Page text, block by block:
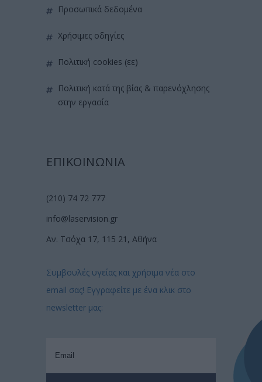
προσωπικά δεδομένα
χρήσιμες οδηγίες
πολιτική cookies (εε)
πολιτική κατά της βίας & παρενόχλησης
στην εργασία
ΕΠΙΚΟΙΝΩΝΙΑ
(210) 74 72 777
info@laservision.gr
Αν. Τσόχα 17, 115 21, Αθήνα
Συμβουλές υγείας και χρήσιμα νέα στο
email σας! Εγγραφείτε με ένα κλικ στο
newsletter μας: